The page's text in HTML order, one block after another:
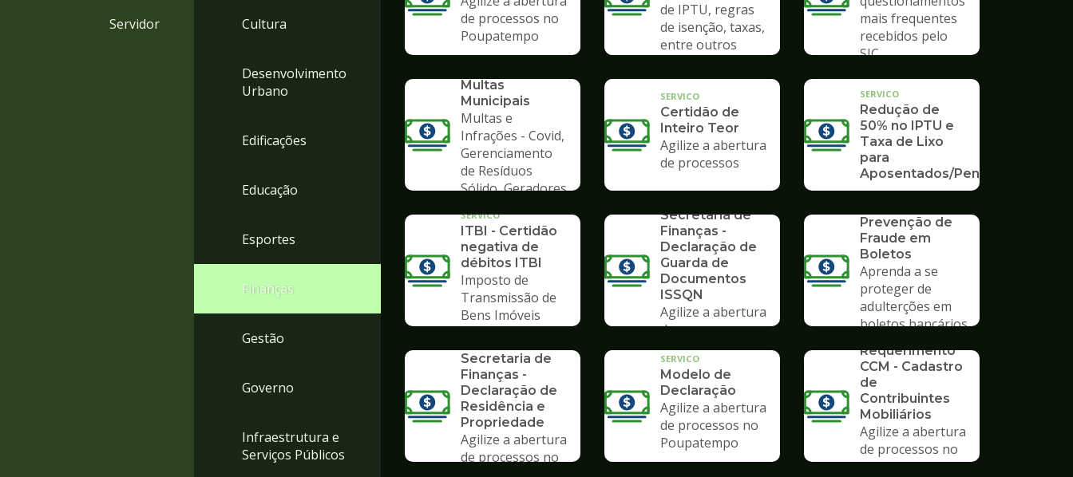
Servidor Cultura
Desenvolvimento
Urbano
Edificações
Educação
Esportes
Finanças
Gestão
Governo
Infraestrutura e
Serviços Públicos
de processos no
Poupatempo
de IPTU, regras
de isenção, taxas,
entre outros
mais frequentes
recebidos pelo
SIC
SERVICO
Multas
Municipais
Multas e
Infrações - Covid,
Gerenciamento
de Resíduos
Sólido, Geradores
SERVICO
Certidão de
Inteiro Teor
Agilize a abertura
de processos
SERVICO
Redução de
50% no IPTU e
Taxa de Lixo
para
Aposentados/Pensionistas
SERVICO
ITBI - Certidão
negativa de
débitos ITBI
Imposto de
Transmissão de
Bens Imóveis
Secretaria de
Finanças -
Declaração de
Guarda de
Documentos
ISSQN
Agilize a abertura
de processos no
Poupatempo
Prevenção de
Fraude em
Boletos
Aprenda a se
proteger de
adulterções em
boletos bancários
SERVICO
Secretaria de
Finanças -
Declaração de
Residência e
Propriedade
Agilize a abertura
de processos no
SERVICO
Modelo de
Declaração
Agilize a abertura
de processos no
Poupatempo
Requerimento
CCM - Cadastro
de
Contribuintes
Mobiliários
Agilize a abertura
de processos no
Poupatempo